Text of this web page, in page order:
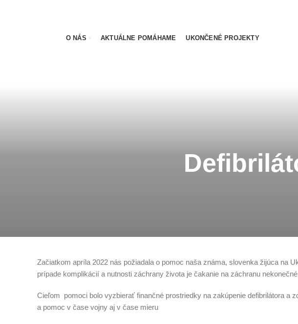
O NÁS AKTUÁLNE POMÁHAME UKONČENÉ PROJEKTY
Začiatkom apríla 2022 nás požiadala o pomoc naša známa, slovenka žijúca na
prípade komplikácií a nutnosti záchrany života je čakanie na záchranu
Cieľom pomoci bolo vyzbierať finančné prostriedky na zakúpenie defibrilátora a
a pomoc v čase vojny aj v čase mieru